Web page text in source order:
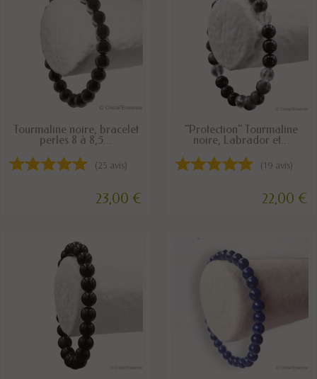
DISPONIBLE
Tourmaline noire, bracelet
perles 8 à 8,5...
(25 avis)
23,00 €
DISPONIBLE
"Protection" Tourmaline
noire, Labrador et...
(19 avis)
22,00 €